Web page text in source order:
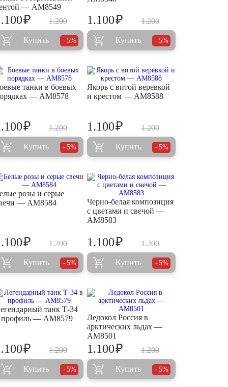
— AM8549
1.200
₽
Купить 5%
1.200
1.100₽
Купить 5%
танки в боевых
— AM8578
1.200
₽
Купить 5%
Якорь с витой веревкой
и крестом — AM8588
1.200
1.100₽
Купить 5%
розы и серые
— AM8584
1.200
₽
Купить 5%
Черно-белая композиция
с цветами и свечой —
AM8583
1.200
1.100₽
Купить 5%
танк Т-34
профиль — AM8579
1.200
₽
Купить 5%
Ледокол Россия в
арктических льдах —
AM8501
1.200
1.100₽
Купить 5%